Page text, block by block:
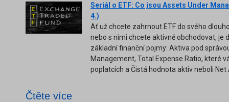
Seriál o ETF: Co jsou Assets Under
4.)
Ať už chcete zahrnout ETF do svého
nebo s nimi chcete aktivně obchodovat, je
základní finanční pojmy: Aktiva pod
Management, Total Expense Ratio, které
poplatcích a Čistá hodnota aktiv neboli Net
Čtěte více